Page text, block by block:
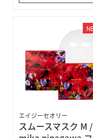
エイジーセオリー
スムースマスク M /